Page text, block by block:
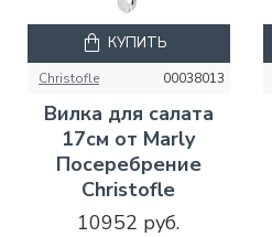
Christofle 00038013
Вилка для салата
17см от Marly
Посеребрение
Christofle
10952 руб.
КУПИТЬ